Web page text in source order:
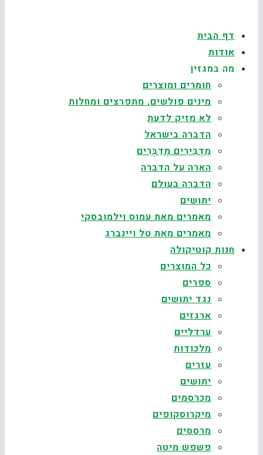
דף הבית
אודות
מה במגזין
חומרים ומוצרים
מינים פולשים, מתפרצים ומחלות
לא מזיק לדעת
הדברה בישראל
מַדְבִּירִים מְדַבְּרִים
הארה על הדברה
הדברה בעולם
יתושים
מאמרים מאת עמוס וילמובסקי
מאמרים מאת טל ויינברג
חנות קוטיקולה
כל המוצרים
ספרים
נגד יתושים
ארגזים
ערדליים
מלכודות
עזרים
יתושים
מכרסמים
מיקרוסקופים
מרססים
פשפש מיטה